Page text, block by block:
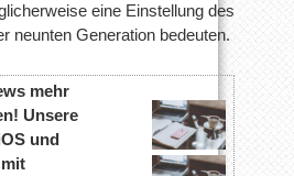
eine Einstellung des
neunten Generation bedeuten.
mehr
Unsere
und